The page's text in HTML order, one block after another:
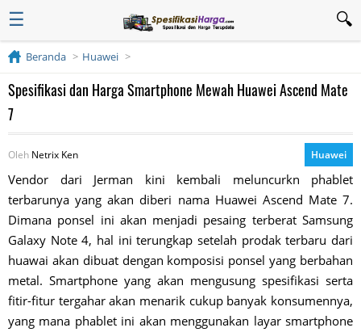
☰
Beranda Huawei
Spesifikasi dan Harga Smartphone Mewah Huawei Ascend Mate
7
Oleh Netrix Ken Huawei
Vendor dari Jerman kini kembali meluncurkn phablet
terbarunya yang akan diberi nama Huawei Ascend Mate 7.
Dimana ponsel ini akan menjadi pesaing terberat Samsung
Galaxy Note 4, hal ini terungkap setelah prodak terbaru dari
huawai akan dibuat dengan komposisi ponsel yang berbahan
metal. Smartphone yang akan mengusung spesifikasi serta
fitir-fitur tergahar akan menarik cukup banyak konsumennya,
yang mana phablet ini akan menggunakan layar smartphone